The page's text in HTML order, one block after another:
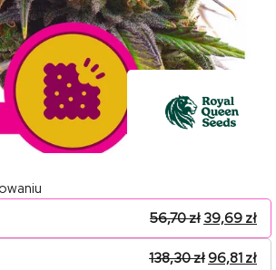
56,70zł 39,69 zł
138,30zł96,81 zł